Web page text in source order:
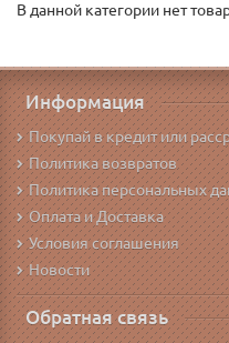
В данной категории нет
Информация
Покупай в кредит или
Политика возвратов
Политика персональных
Оплата и Доставка
Условия соглашения
Новости
Обратная связь